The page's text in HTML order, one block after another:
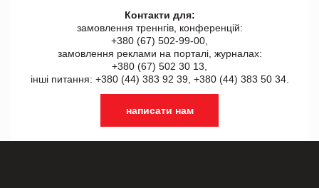
Контакти для:
замовлення треннгів, конференцій:
+380 (67) 502-99-00,
замовлення реклами на порталі, журналах:
+380 (67) 502 30 13,
інші питання: +380 (44) 383 92 39, +380 (44) 383 50 34.
написати нам